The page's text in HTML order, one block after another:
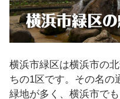
横浜市緑区は横浜市の
ちの1区です。その名の
緑地が多く、横浜市で